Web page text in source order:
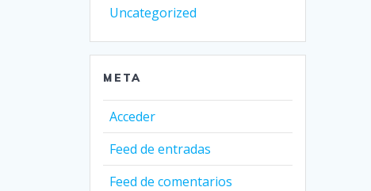
Uncategorized
META
Acceder
Feed de entradas
Feed de comentarios